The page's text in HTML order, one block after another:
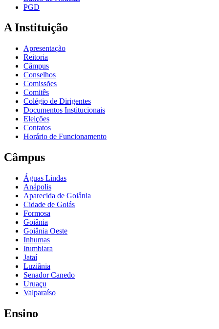
PGD
A Instituição
Apresentação
Reitoria
Câmpus
Conselhos
Comissões
Comitês
Colégio de Dirigentes
Documentos Institucionais
Eleições
Contatos
Horário de Funcionamento
Câmpus
Águas Lindas
Anápolis
Aparecida de Goiânia
Cidade de Goiás
Formosa
Goiânia
Goiânia Oeste
Inhumas
Itumbiara
Jataí
Luziânia
Senador Canedo
Uruaçu
Valparaíso
Ensino